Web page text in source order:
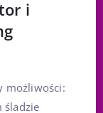
i
możliwości:
śladzie